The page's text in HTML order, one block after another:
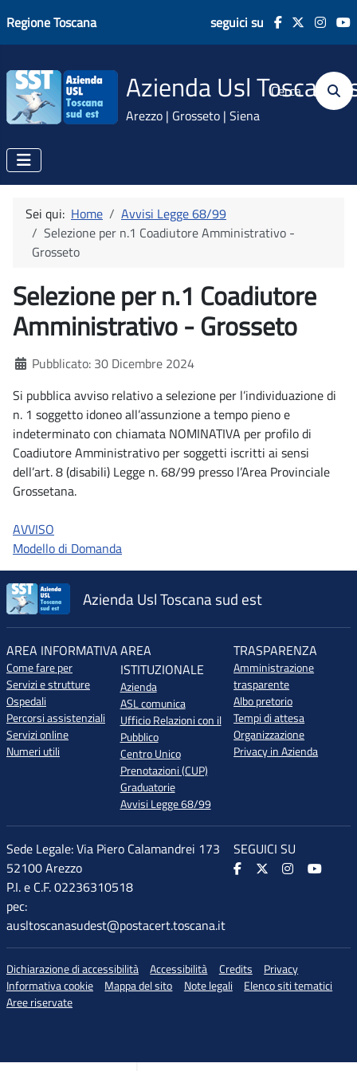
Regione Toscana seguici su
Azienda Usl Toscana
Arezzo | Grosseto | Siena
Cerca
Sei qui: Home
Avvisi Legge 68/99
Selezione per n.1 Coadiutore Amministrativo -
Grosseto
Selezione per n.1 Coadiutore
Amministrativo - Grosseto
Dettagli
Pubblicato: 30 Dicembre 2024
Si pubblica avviso relativo a selezione per l’individuazione di
n. 1 soggetto idoneo all’assunzione a tempo pieno e
indeterminato con chiamata NOMINATIVA per profilo di
Coadiutore Amministrativo per soggetti iscritti ai sensi
dell’art. 8 (disabili) Legge n. 68/99 presso l’Area Provinciale
Grossetana.
AVVISO
Modello di Domanda
Azienda Usl Toscana sud est
AREA INFORMATIVA
Come fare per
Servizi e strutture
Ospedali
Percorsi assistenziali
Servizi online
Numeri utili
AREA
ISTITUZIONALE
Azienda
ASL comunica
Ufficio Relazioni con il
Pubblico
Centro Unico
Prenotazioni (CUP)
Graduatorie
Avvisi Legge 68/99
TRASPARENZA
Amministrazione
trasparente
Albo pretorio
Tempi di attesa
Organizzazione
Privacy in Azienda
Sede Legale: Via Piero Calamandrei 173
52100 Arezzo
P.I. e C.F. 02236310518
pec:
ausltoscanasudest@postacert.toscana.it
SEGUICI SU
Dichiarazione di accessibilità Accessibilità Credits
Privacy
Informativa cookie
Mappa del sito Note legali
Elenco siti tematici
Aree riservate
accessibilità
♲